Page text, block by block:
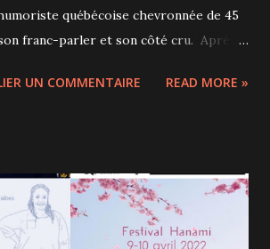
québécoise chevronnée de 45
franc-parler et son côté cru. Après
elle nous parle dans Classique de son
laisse deviner les 2 parties de son corps
très sèches... Qu'on se le dise tout
s'abstenir, il vaut mieux être
UN COMMENTAIRE READ MORE »